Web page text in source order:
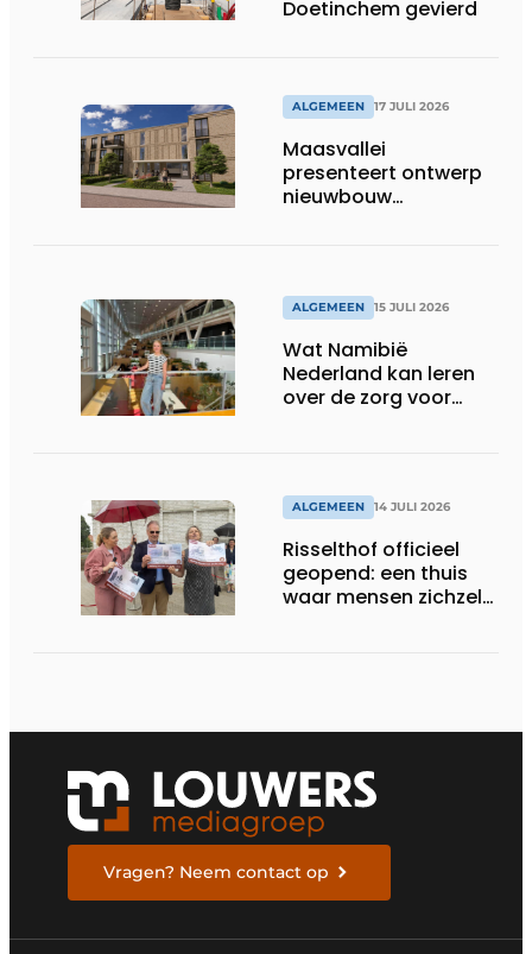
Doetinchem gevierd
ALGEMEEN 17 JULI 2026
Maasvallei
presenteert ontwerp
nieuwbouw
ALGEMEEN 15 JULI 2026
Wat Namibië
Nederland kan leren
over de zorg voor
ALGEMEEN 14 JULI 2026
Risselthof officieel
geopend: een thuis
waar mensen zichzelf
Vragen? Neem contact op